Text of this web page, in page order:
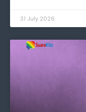
31 July 2026